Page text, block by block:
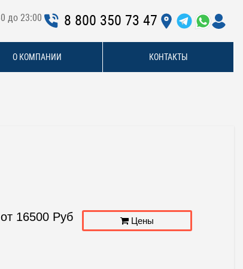
до 23:00 8 800 350 73 47
О КОМПАНИИ КОНТАКТЫ
от 16500Руб Цены